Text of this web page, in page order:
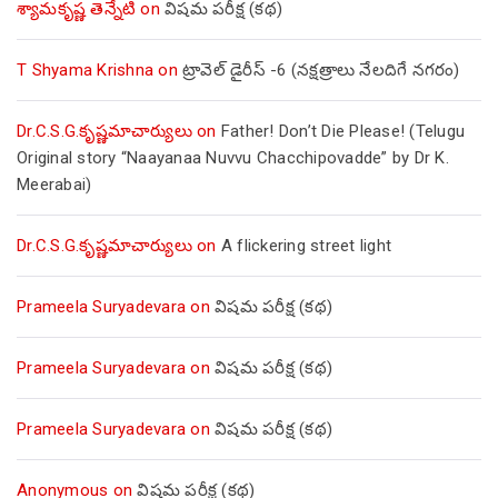
శ్యామకృష్ణ తెన్నేటి on విషమ పరీక్ష (క‌థ‌)
T Shyama Krishna on ట్రావెల్ డైరీస్ -6 (నక్షత్రాలు నేలదిగే నగరం)
Dr.C.S.G.కృష్ణమాచార్యులుon Father! Don’t Die Please! (Telugu
Original story “Naayanaa Nuvvu Chacchipovadde” by Dr K.
Meerabai)
Dr.C.S.G.కృష్ణమాచార్యులుon A flickering street light
Prameela Suryadevara on విషమ పరీక్ష (క‌థ‌)
Prameela Suryadevara on విషమ పరీక్ష (క‌థ‌)
Prameela Suryadevara on విషమ పరీక్ష (క‌థ‌)
Anonymous onవిషమ పరీక్ష (క‌థ‌)